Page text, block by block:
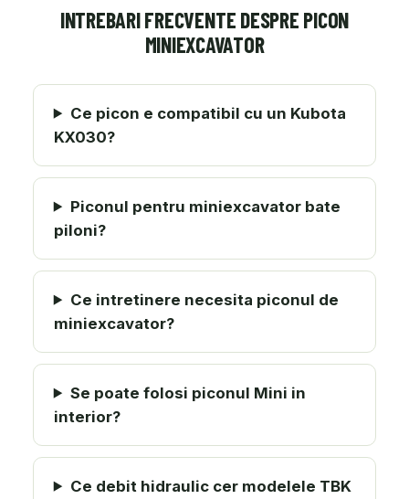
INTREBARI FRECVENTE DESPRE PICON
MINIEXCAVATOR
Ce picon e compatibil cu un Kubota
KX030?
Piconul pentru miniexcavator bate
piloni?
Ce intretinere necesita piconul de
miniexcavator?
Se poate folosi piconul Mini in
interior?
Ce debit hidraulic cer modelele TBK